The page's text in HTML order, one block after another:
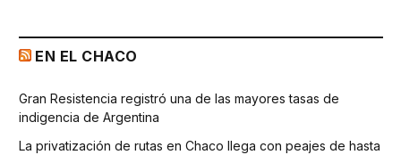
EN EL CHACO
Gran Resistencia registró una de las mayores tasas de
indigencia de Argentina
La privatización de rutas en Chaco llega con peajes de hasta